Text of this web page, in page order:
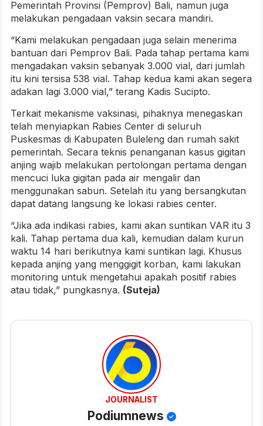
Pemerintah Provinsi (Pemprov) Bali, namun juga
melakukan pengadaan vaksin secara mandiri.
“Kami melakukan pengadaan juga selain menerima
bantuan dari Pemprov Bali. Pada tahap pertama kami
mengadakan vaksin sebanyak 3.000 vial, dari jumlah
itu kini tersisa 538 vial. Tahap kedua kami akan segera
adakan lagi 3.000 vial,” terang Kadis Sucipto.
Terkait mekanisme vaksinasi, pihaknya menegaskan
telah menyiapkan Rabies Center di seluruh
Puskesmas di Kabupaten Buleleng dan rumah sakit
pemerintah. Secara teknis penanganan kasus gigitan
anjing wajib melakukan pertolongan pertama dengan
mencuci luka gigitan pada air mengalir dan
menggunakan sabun. Setelah itu yang bersangkutan
dapat datang langsung ke lokasi rabies center.
“Jika ada indikasi rabies, kami akan suntikan VAR itu 3
kali. Tahap pertama dua kali, kemudian dalam kurun
waktu 14 hari berikutnya kami suntikan lagi. Khusus
kepada anjing yang menggigit korban, kami lakukan
monitoring untuk mengetahui apakah positif rabies
atau tidak,” pungkasnya. (Suteja)
JOURNALIST
Podiumnews